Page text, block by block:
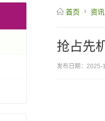
首页 资讯
抢占先
发布日期：2025-